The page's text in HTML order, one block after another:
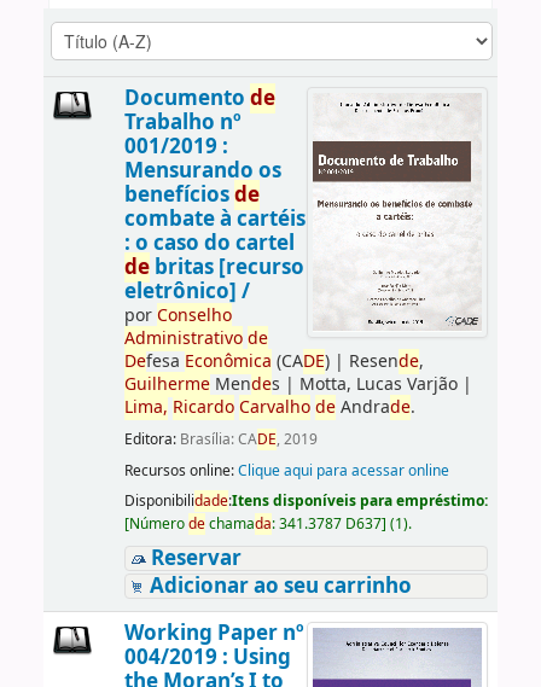
Documento de
Trabalho nº
001/2019 :
Mensurando os
benefíciosde
combate à cartéis
: o caso do cartel
debritas [recurso
eletrônico] /
porConselho
Administrativo de
Defesa Econômica (CADE)| Resende,
GuilhermeMendes | Motta, Lucas Varjão|
Lima, Ricardo Carvalho deAndrade.
Editora: Brasília: CADE, 2019
Recursos online:Clique aqui para acessar online
Disponibilidade:Itens disponíveis para empréstimo:
[Númerodechamada:341.3787 D637] (1).
Reservar
Adicionar ao seu carrinho
Working Paper nº
004/2019 : Using